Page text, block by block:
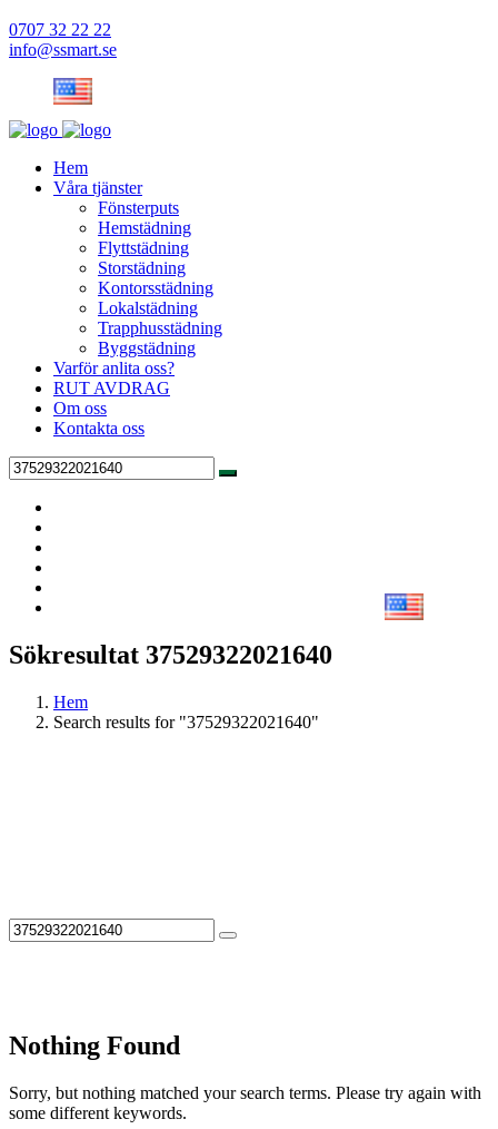
0707 32 22 22
info@ssmart.se
Hem
Våra tjänster
Fönsterputs
Hemstädning
Flyttstädning
Storstädning
Kontorsstädning
Lokalstädning
Trapphusstädning
Byggstädning
Varför anlita oss?
RUT AVDRAG
Om oss
Kontakta oss
Sökresultat 37529322021640
Hem
Search results for "37529322021640"
Nothing Found
Sorry, but nothing matched your search terms. Please try again with
some different keywords.